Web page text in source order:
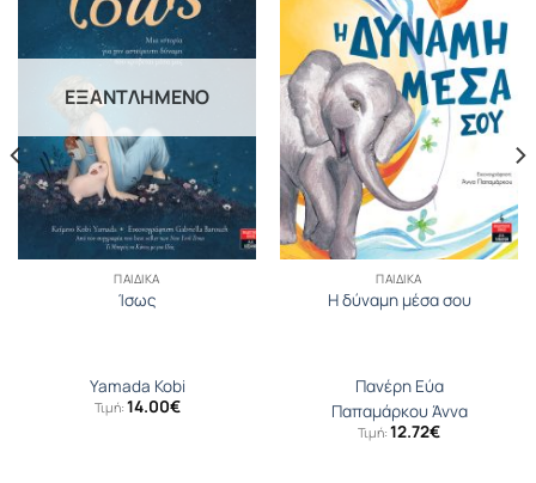
ΕΞΑΝΤΛΗΜΈΝΟ
ΠΑΙΔΙΚΆ
Ίσως
Yamada Kobi
Τιμή: 14.00€
ΠΑΙΔΙΚΆ
Η δύναμη μέσα σου
Πανέρη Εύα
Παπαμάρκου Άννα
Τιμή: 12.72€